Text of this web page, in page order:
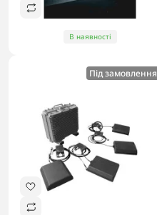
В наявності
Під замовлення